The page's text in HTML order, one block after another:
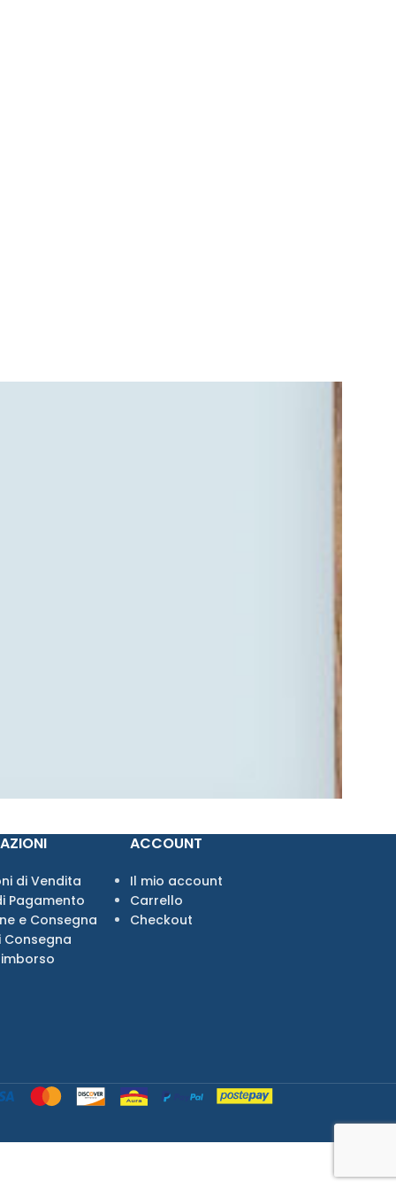
di Vendita
Pagamento
e Consegna
Consegna
ACCOUNT
Il mio account
Carrello
Checkout